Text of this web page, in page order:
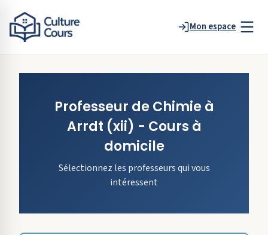
Mon espace
Professeur de Chimie à
Arrdt (xii) - Cours à
domicile
Sélectionnez les professeurs qui vous
intéressent